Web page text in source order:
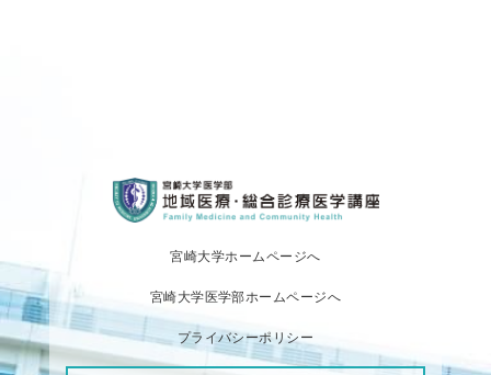
宮崎大学ホームページへ
宮崎大学医学部ホームページへ
プライバシーポリシー